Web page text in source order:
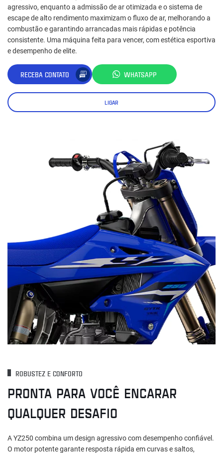
agressivo, enquanto a admissão de ar otimizada e o sistema de
escape de alto rendimento maximizam o fluxo de ar, melhorando a
combustão e garantindo arrancadas mais rápidas e potência
consistente. Uma máquina feita para vencer, com estética esportiva
e desempenho de elite.
RECEBA CONTATO WHATSAPP
LIGAR
ROBUSTEZ E CONFORTO
PRONTA PARA VOCÊ ENCARAR
QUALQUER DESAFIO
A YZ250 combina um design agressivo com desempenho confiável.
O motor potente garante resposta rápida em curvas e saltos,